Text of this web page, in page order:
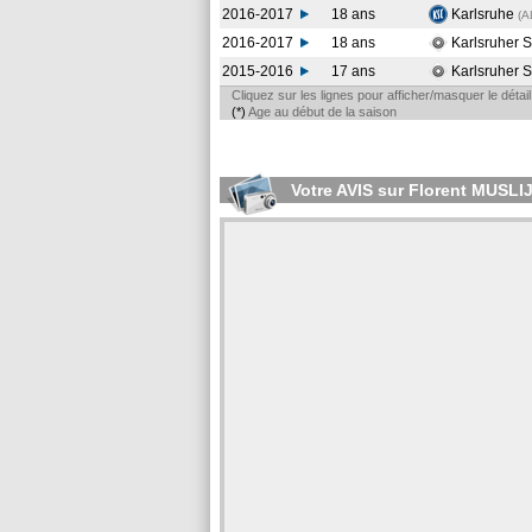
2016-2017
18 ans Karlsruhe
2016-2017
18 ans Karlsruher
2015-2016
17 ans Karlsruher
Cliquez sur les lignes pour afficher/masquer le
(*) Age au début de la saison
Votre AVIS sur Florent